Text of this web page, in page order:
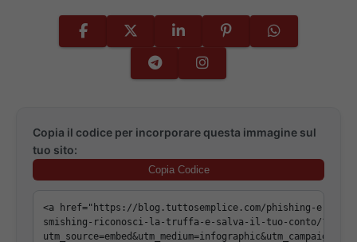
Copia il codice per incorporare questa immagine sul
tuo sito:
Copia Codice